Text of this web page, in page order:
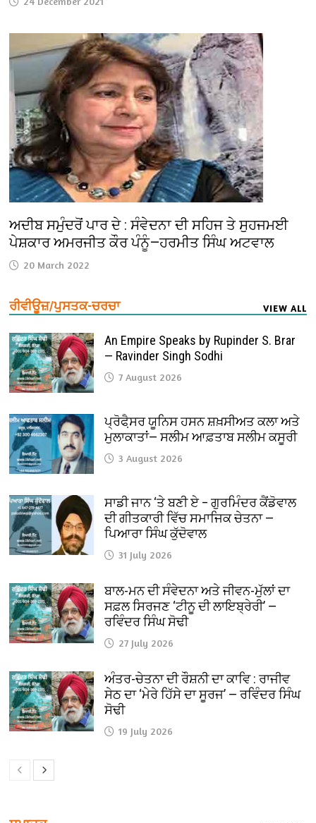
ਅਦੀਬ ਸਮੁੰਦਰੋਂ ਪਾਰ ਦੇ : ਸੰਵੇਦਨਾ ਦੀ ਸਹਿਜ ਤੇ ਸੁਹਜਮਈ
ਪੇਸ਼ਕਾਰ ਅਮਰਜੀਤ ਕੌਰ ਪੰਨੂੰ—ਹਰਮੀਤ ਸਿੰਘ ਅਟਵਾਲ
20 March 2022
ਰੀਵੀਊਜ਼/ਪੁਸਤਕ-ਚਰਚਾ VIEW ALL
An Empire Speaks by Rupinder S. Brar
— Ravinder Singh Sodhi
7 August 2026
ਪ੍ਰੋਫੈ਼ਸਰ ਯੂਨਿਸ ਹਸਨ ਸ਼ਖ਼ਸੀਅਤ ਕਲਾ ਅਤੇ
ਮੁਲਾਕਾਤਾਂ— ਸਲੀਮ ਆਫ਼ਤਾਬ ਸਲੀਮ ਕਸੂਰੀ
3 August 2026
ਸਾਡੀ ਜਾਨ ‘ਤੇ ਬਣੀ ਏ – ਗੁਰਮਿੰਦਰ ਕੈਂਡੋਵਾਲ
ਦੀ ਗੀਤਕਾਰੀ ਵਿੱਚ ਸਮਾਜਿਕ ਚੇਤਨਾ —
ਪਿਆਰਾ ਸਿੰਘ ਕੁੱਦੋਵਾਲ
31 July 2026
ਬਾਲ-ਮਨ ਦੀ ਸੰਵੇਦਨਾ ਅਤੇ ਜੀਵਨ-ਮੁੱਲਾਂ ਦਾ
ਸਫ਼ਲ ਸਿਰਜਣ ‘ਟੀਨੂ ਦੀ ਲਾਇਬ੍ਰੇਰੀ’ —
ਰਵਿੰਦਰ ਸਿੰਘ ਸੋਢੀ
27 July 2026
ਅੰਤਰ-ਚੇਤਨਾ ਦੀ ਰੌਸ਼ਨੀ ਦਾ ਕਾਵਿ : ਰਾਜੀਵ
ਸੇਠ ਦਾ ‘ਮੇਰੇ ਹਿੱਸੇ ਦਾ ਸੂਰਜ’ — ਰਵਿੰਦਰ ਸਿੰਘ
ਸੋਢੀ
19 July 2026